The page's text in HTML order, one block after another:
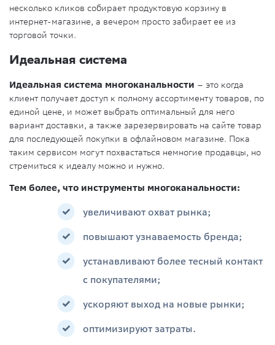
несколько кликов собирает продуктовую корзину в
интернет-магазине, а вечером просто забирает ее из
торговой точки.
Идеальная система
Идеальная система многоканальности – это когда
клиент получает доступ к полному ассортименту товаров, по
единой цене, и может выбрать оптимальный для него
вариант доставки, а также зарезервировать на сайте товар
для последующей покупки в офлайновом магазине. Пока
таким сервисом могут похвастаться немногие продавцы, но
стремиться к идеалу можно и нужно.
Тем более, что инструменты многоканальности:
увеличивают охват рынка;
повышают узнаваемость бренда;
устанавливают более тесный контакт
с покупателями;
ускоряют выход на новые рынки;
оптимизируют затраты.